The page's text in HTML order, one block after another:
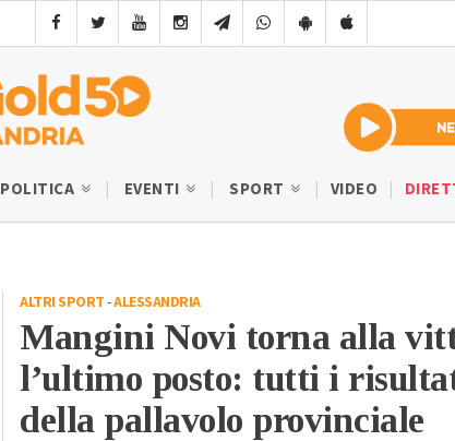
POLITICA EVENTI SPORT VIDEO
ALTRI SPORT-ALESSANDRIA
Mangini Novi torna alla
l’ultimo posto: tutti i
della pallavolo provinciale